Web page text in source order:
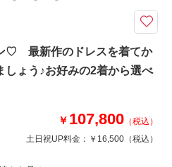
。ピンクや白の花々がおふたりを優しく
るのでロケ撮影をお考えの方はぜひ！
撮影日の空き
を確認する
♡ 最新作のドレスを着てか
しょう♪お好みの2着から選べ
￥ 107,800 （税込）
土日祝UP料金： ￥16,500 （税込）